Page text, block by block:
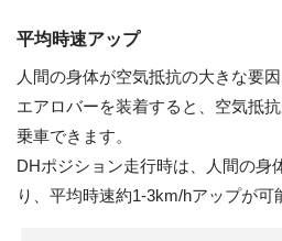
平均時速アップ
人間の身体が空気抵抗の大きな要因
エアロバーを装着すると、空気抵
乗車できます。
DHポジション走行時は、人間の身
り、平均時速約1-3km/hアップが可